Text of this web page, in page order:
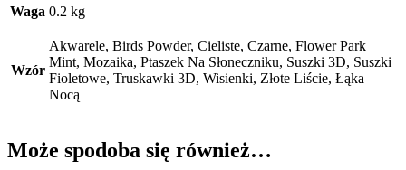
Waga 0.2 kg
Wzór
Akwarele, Birds Powder, Cieliste, Czarne, Flower Park
Mint, Mozaika, Ptaszek Na Słoneczniku, Suszki 3D, Suszki
Fioletowe, Truskawki 3D, Wisienki, Złote Liście, Łąka
Nocą
Może spodoba się również…